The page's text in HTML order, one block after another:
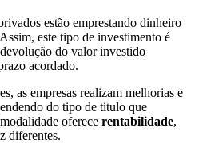
estão emprestando dinheiro
este tipo de investimento é
do valor investido
acordado.
as empresas realizam melhorias e
do tipo de título que
oferece rentabilidade,
diferentes.